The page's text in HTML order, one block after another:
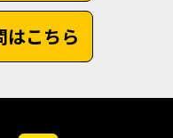
はこちら